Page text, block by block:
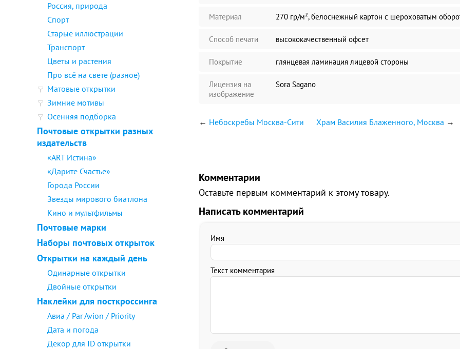
Россия, природа
Спорт
Старые иллюстрации
Транспорт
Цветы и растения
Про всё на свете (разное)
Матовые открытки
Зимние мотивы
Осенняя подборка
Почтовые открытки разных
издательств
«ART Истина»
«Дарите Счастье»
Города России
Звезды мирового биатлона
Кино и мультфильмы
Почтовые марки
Наборы почтовых открыток
Открытки на каждый день
Одинарные открытки
Двойные открытки
Наклейки для посткроссинга
Авиа / Par Avion / Priority
Дата и погода
Декор для ID открытки
Материал 270 гр/м², белоснежный картон с шероховатым
Способ печати высококачественный офсет
Покрытие глянцевая ламинация лицевой стороны
Лицензия на
изображение
Sora Sagano
← Небоскребы Москва-Сити Храм Василия Блаженного, Москва →
Комментарии
Оставьте первым комментарий к этому товару.
Написать комментарий
Имя
Текст комментария